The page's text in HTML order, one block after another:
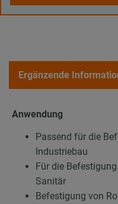
Ergänzende
Anwendung
Passend für die
Industriebau
Für die
Sanitär
Befestigung von